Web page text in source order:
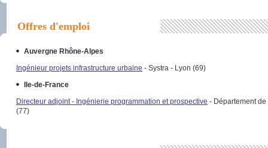
Offres d'emploi
Auvergne Rhône-Alpes
Ingénieur projets infrastructure urbaine - Systra - Lyon (69)
Ile-de-France
Directeur adjoint - Ingénierie programmation et prospective - Département
(77)